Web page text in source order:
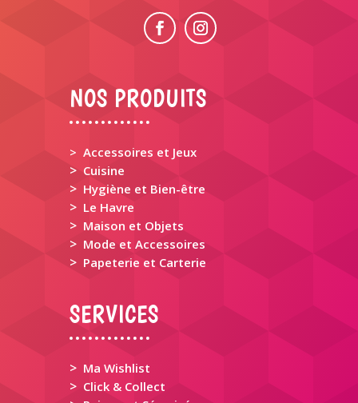
NOS PRODUITS
> Accessoires et Jeux
> Cuisine
> Hygiène et Bien-être
> Le Havre
> Maison et Objets
> Mode et Accessoires
> Papeterie et Carterie
SERVICES
> Ma Wishlist
> Click & Collect